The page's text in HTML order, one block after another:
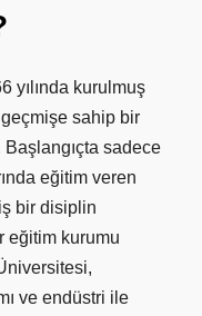
yılında kurulmuş
sahip bir
sadece
eğitim veren
bir disiplin
eğitim kurumu
ve endüstri ile